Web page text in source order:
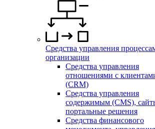
Средства управления
организации
Средства управления
отношениями с
(CRM)
Средства управления
содержимым (CMS),
портальные решения
Средства финансового